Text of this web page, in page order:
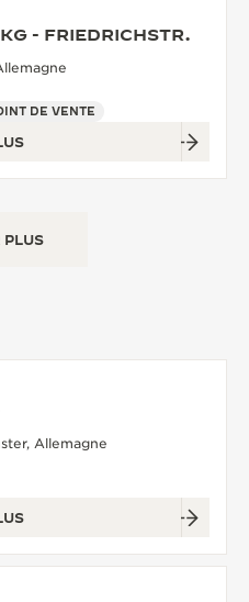
- FRIEDRICHSTR.
DE VENTE
PLUS
Allemagne